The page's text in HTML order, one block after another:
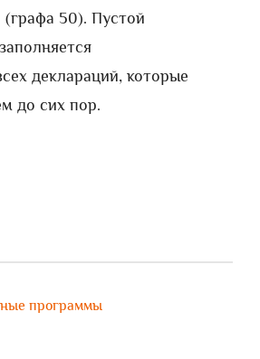
(графа 50). Пустой
деклараций, которые
до сих пор.
программы